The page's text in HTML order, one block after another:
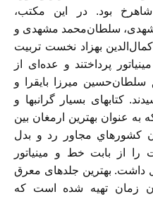
شاهرخ بود. در اين مكتب،
سلطان‌محمد مشهدی و
بهزاد نخست تربيت
پرداختند و عده‌ای از
سلطان‌حسين ميرزا بايقرا و
كتابهای بسيار گرانبها و
عنوان بهترين ارمغان بين
كشورهاي مجاور رد و بدل
از بابت خط و مينياتور
داشت. بهترين جلدهای معرق
زمان تهيه شده است كه